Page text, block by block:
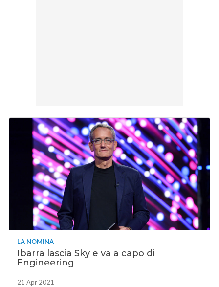
LA NOMINA
Ibarra lascia Sky e va a capo di
Engineering
21 Apr 2021